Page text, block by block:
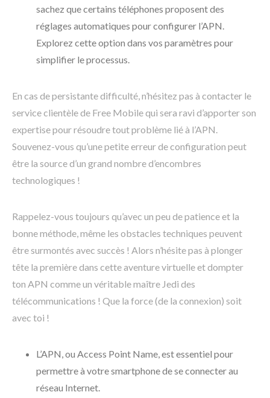
sachez que certains téléphones proposent des
réglages automatiques pour configurer l’APN.
Explorez cette option dans vos paramètres pour
simplifier le processus.
En cas de persistante difficulté, n’hésitez pas à contacter le
service clientèle de Free Mobile qui sera ravi d’apporter son
expertise pour résoudre tout problème lié à l’APN.
Souvenez-vous qu’une petite erreur de configuration peut
être la source d’un grand nombre d’encombres
technologiques !
Rappelez-vous toujours qu’avec un peu de patience et la
bonne méthode, même les obstacles techniques peuvent
être surmontés avec succès ! Alors n’hésite pas à plonger
tête la première dans cette aventure virtuelle et dompter
ton APN comme un véritable maître Jedi des
télécommunications ! Que la force (de la connexion) soit
avec toi !
L’APN, ou Access Point Name, est essentiel pour
permettre à votre smartphone de se connecter au
réseau Internet.